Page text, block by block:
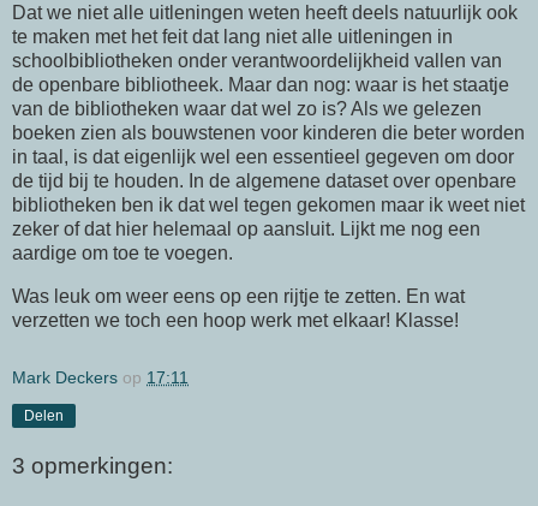
Dat we niet alle uitleningen weten heeft deels natuurlijk ook
te maken met het feit dat lang niet alle uitleningen in
schoolbibliotheken onder verantwoordelijkheid vallen van
de openbare bibliotheek. Maar dan nog: waar is het staatje
van de bibliotheken waar dat wel zo is? Als we gelezen
boeken zien als bouwstenen voor kinderen die beter worden
in taal, is dat eigenlijk wel een essentieel gegeven om door
de tijd bij te houden. In de algemene dataset over openbare
bibliotheken ben ik dat wel tegen gekomen maar ik weet niet
zeker of dat hier helemaal op aansluit. Lijkt me nog een
aardige om toe te voegen.
Was leuk om weer eens op een rijtje te zetten. En wat
verzetten we toch een hoop werk met elkaar! Klasse!
Mark Deckers op 17:11
Delen
3 opmerkingen: